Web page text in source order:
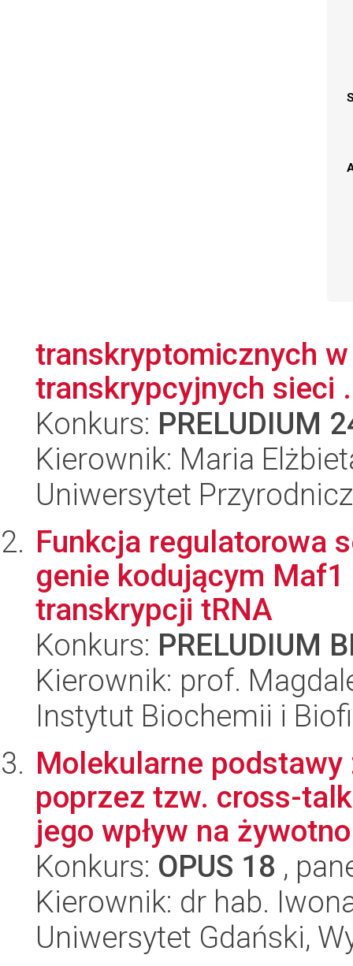
transkryptomicznych
transkrypcyjnych sieci
Konkurs: PRELUDIUM
Kierownik: Maria
Uniwersytet
Funkcja regulatorowa
genie kodującym
transkrypcji tRNA
Konkurs: PRELUDIUM
Kierownik: prof.
Instytut Biochemii i
Molekularne podstawy
poprzez tzw. cross-
jego wpływ na
Konkurs: OPUS 18 ,
Kierownik: dr hab.
Uniwersytet Gdański,